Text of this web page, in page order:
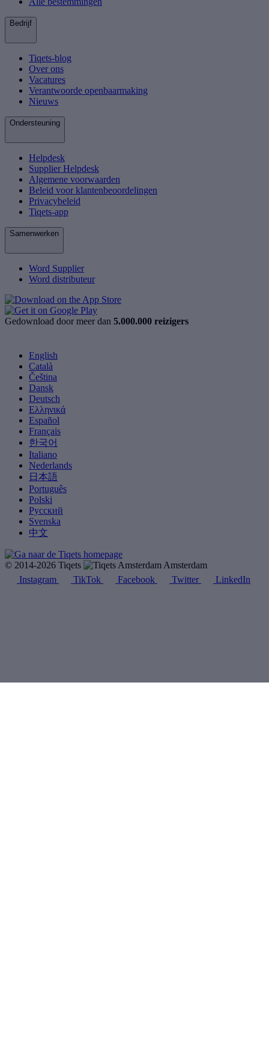
Bedrijf
Tiqets-blog
Over ons
Vacatures
Verantwoorde openbaarmaking
Nieuws
Ondersteuning
Helpdesk
Supplier Helpdesk
Algemene voorwaarden
Beleid voor klantenbeoordelingen
Privacybeleid
Tiqets-app
Samenwerken
Word Supplier
Word distributeur
Gedownload door meer dan 5.000.000 reizigers
English
Català
Čeština
Dansk
Deutsch
Ελληνικά
Español
Français
한국어
Italiano
Nederlands
日本語
Português
Polski
Русский
Svenska
中文
© 2014-2026 Tiqets
Amsterdam
Instagram
TikTok Facebook Twitter LinkedIn